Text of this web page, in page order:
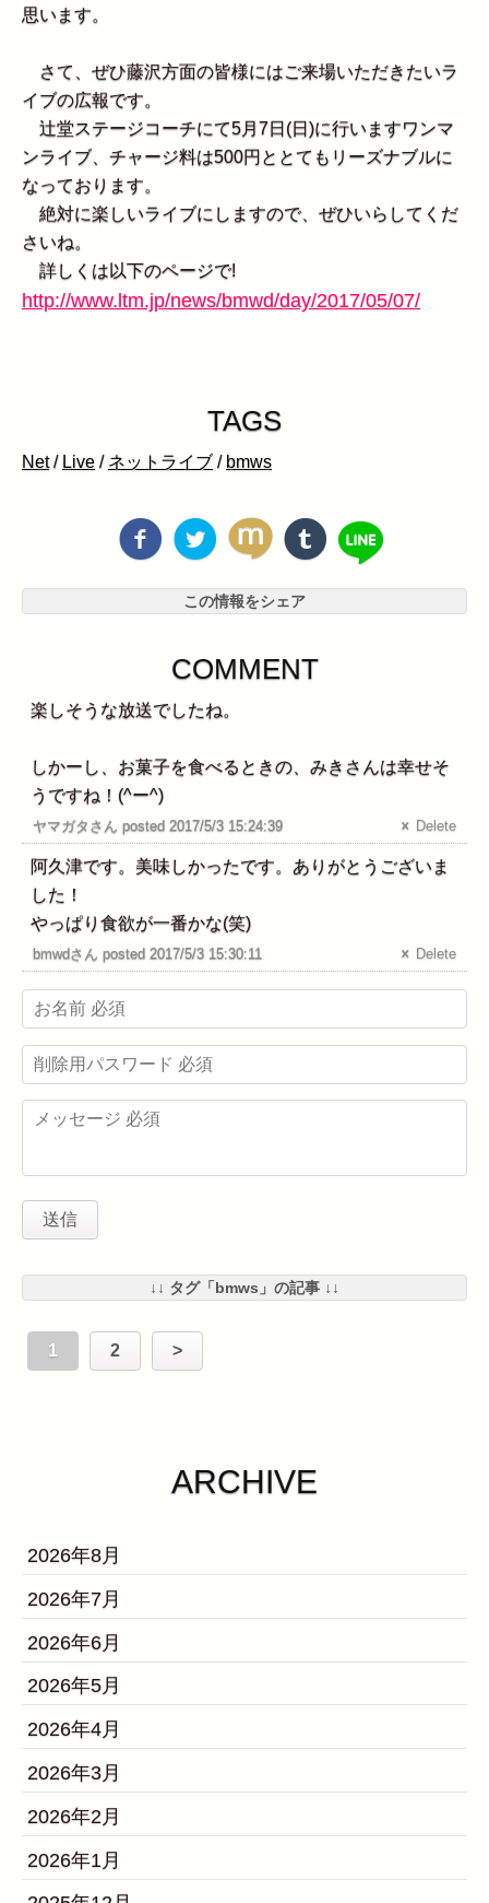
思います。
さて、ぜひ藤沢方面の皆様にはご来場いただきたいラ
イブの広報です。
辻堂ステージコーチにて5月7日(日)に行いますワンマ
ンライブ、チャージ料は500円ととてもリーズナブルに
なっております。
絶対に楽しいライブにしますので、ぜひいらしてくだ
さいね。
詳しくは以下のページで!
http://www.ltm.jp/news/bmwd/day/2017/05/07/
TAGS
Net / Live / ネットライブ / bmws
この情報をシェア
COMMENT
楽しそうな放送でしたね。
しかーし、お菓子を食べるときの、みきさんは幸せそ
うですね！(^ー^)
ヤマガタさん posted 2017/5/3 15:24:39 Delete
阿久津です。美味しかったです。ありがとうございま
した！
やっぱり食欲が一番かな(笑)
bmwdさん posted 2017/5/3 15:30:11 Delete
↓↓ タグ「bmws」の記事 ↓↓
1 2 >
ARCHIVE
2026年8月
2026年7月
2026年6月
2026年5月
2026年4月
2026年3月
2026年2月
2026年1月